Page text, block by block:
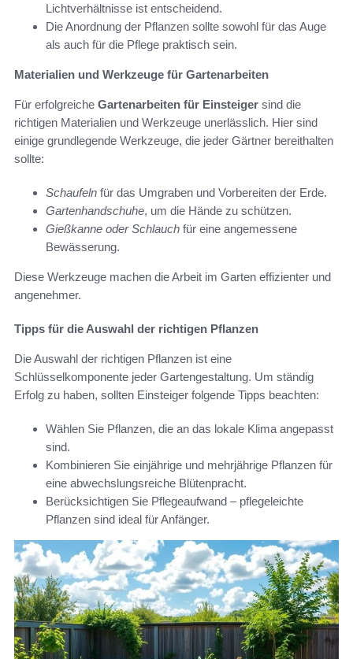
Lichtverhältnisse ist entscheidend.
Die Anordnung der Pflanzen sollte sowohl für das Auge
als auch für die Pflege praktisch sein.
Materialien und Werkzeuge für Gartenarbeiten
Für erfolgreiche Gartenarbeiten für Einsteiger sind die
richtigen Materialien und Werkzeuge unerlässlich. Hier sind
einige grundlegende Werkzeuge, die jeder Gärtner bereithalten
sollte:
Schaufeln für das Umgraben und Vorbereiten der Erde.
Gartenhandschuhe, um die Hände zu schützen.
Gießkanne oder Schlauch für eine angemessene
Bewässerung.
Diese Werkzeuge machen die Arbeit im Garten effizienter und
angenehmer.
Tipps für die Auswahl der richtigen Pflanzen
Die Auswahl der richtigen Pflanzen ist eine
Schlüsselkomponente jeder Gartengestaltung. Um ständig
Erfolg zu haben, sollten Einsteiger folgende Tipps beachten:
Wählen Sie Pflanzen, die an das lokale Klima angepasst
sind.
Kombinieren Sie einjährige und mehrjährige Pflanzen für
eine abwechslungsreiche Blütenpracht.
Berücksichtigen Sie Pflegeaufwand – pflegeleichte
Pflanzen sind ideal für Anfänger.